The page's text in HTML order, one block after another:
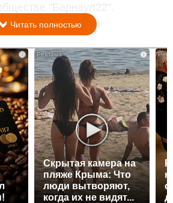
"Барнаул22".
Читать полностью
i i
Скрытая камера на
пляже Крыма: Что
люди вытворяют,
когда их не видят...